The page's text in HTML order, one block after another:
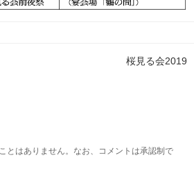
桜見る会2019
とはありません。なお、コメントは承認制で